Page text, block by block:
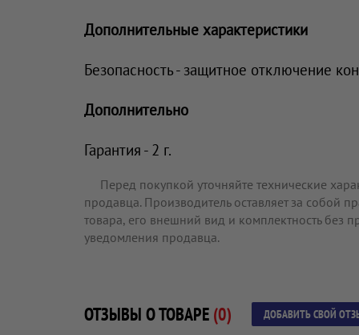
Дополнительные характеристики
Безопасность - защитное отключение
Дополнительно
Гарантия - 2 г.
Перед покупкой уточняйте технические
продавца. Производитель оставляет за собой
товара, его внешний вид и комплектность без
уведомления продавца.
ОТЗЫВЫ О ТОВАРЕ (0) ДОБАВИТЬ СВОЙ